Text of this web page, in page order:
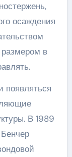
осаждения
размером в
появляться
В 1989